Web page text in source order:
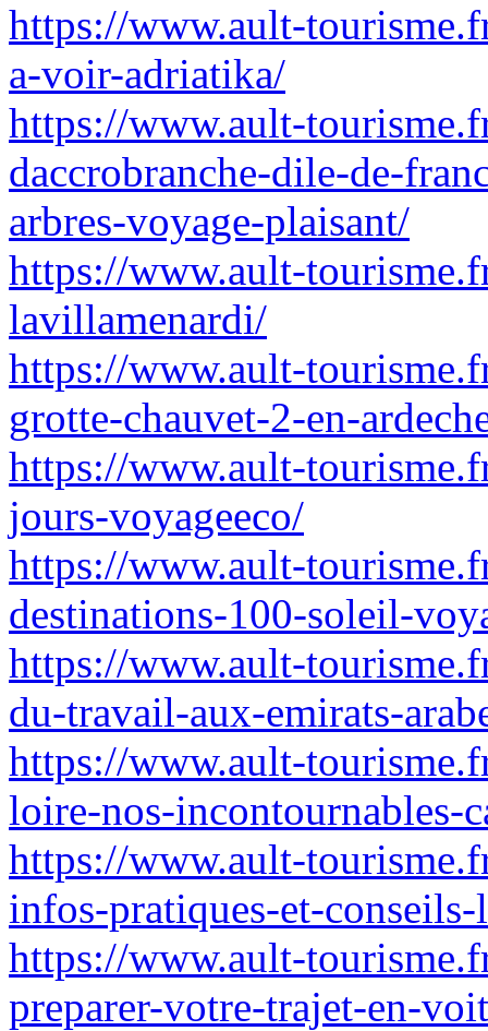
https://www.ault-
a-voir-adriatika/
https://www.ault-
daccrobranche-dile-de-
arbres-voyage-plaisant/
https://www.ault-
lavillamenardi/
https://www.ault-
grotte-chauvet-2-en-
https://www.ault-
jours-voyageeco/
https://www.ault-
destinations-100-soleil-
https://www.ault-
du-travail-aux-emirats-
https://www.ault-
loire-nos-incontournables-
https://www.ault-
infos-pratiques-et-conseils-
https://www.ault-
preparer-votre-trajet-en-